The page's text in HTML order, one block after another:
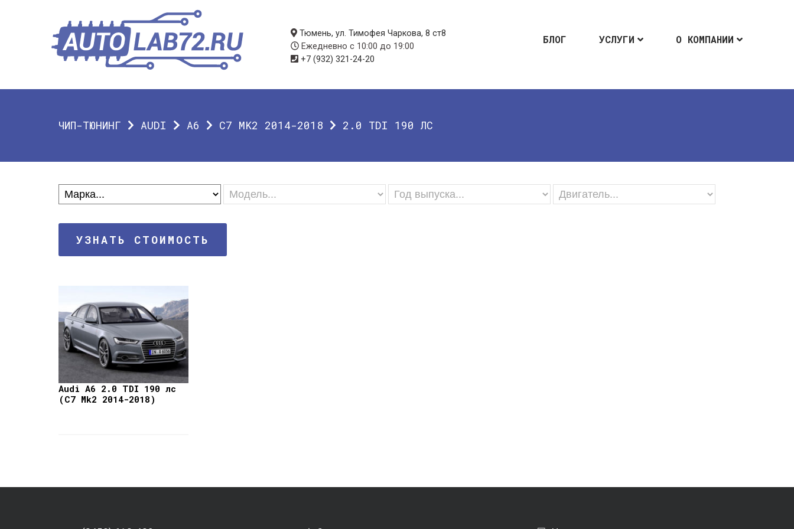
БЛОГ УСЛУГИ О КОМПАНИИ
Тюмень, ул. Тимофея Чаркова, 8 ст8
Ежедневно с 10:00 до 19:00
+7 (932) 321-24-20
ЧИП-ТЮНИНГ AUDI A6 C7 MK2 2014-2018 2.0 TDI 190 ЛС
УЗНАТЬ СТОИМОСТЬ
Audi A6 2.0 TDI 190 лс
(C7 Mk2 2014-2018)